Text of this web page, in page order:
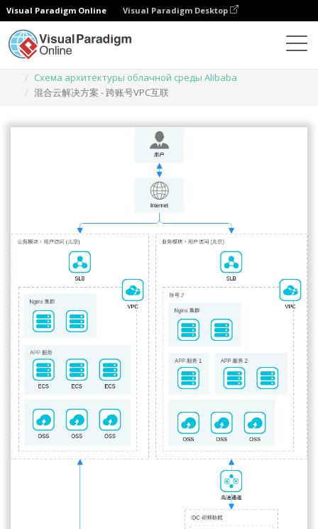
Visual Paradigm Online Visual Paradigm Desktop
Схема архитектуры облачной среды Alibaba
混合云解决方案 - 跨账号VPC互联